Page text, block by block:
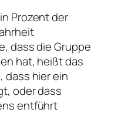
Prozent der
dass die Gruppe
hat, heißt das
dass hier ein
oder dass
entführt